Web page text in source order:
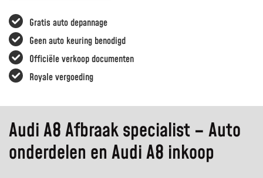
Gratis auto depannage
Geen auto keuring benodigd
Officiële verkoop documenten
Royale vergoeding
Audi A8 Afbraak specialist – Auto
onderdelen en Audi A8 inkoop